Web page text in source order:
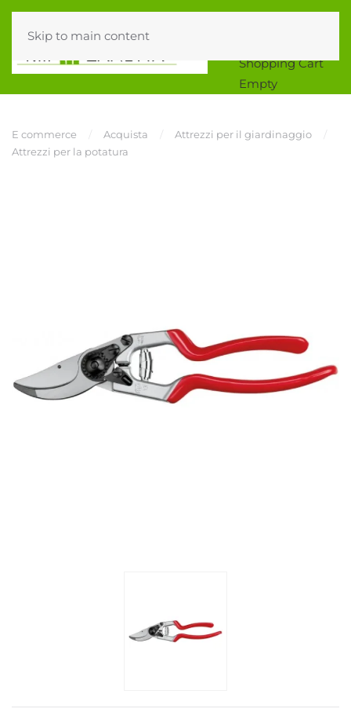
Skip to main content
Shopping Cart
Empty
E commerce Acquista
Attrezzi per il giardinaggio
Attrezzi per la potatura